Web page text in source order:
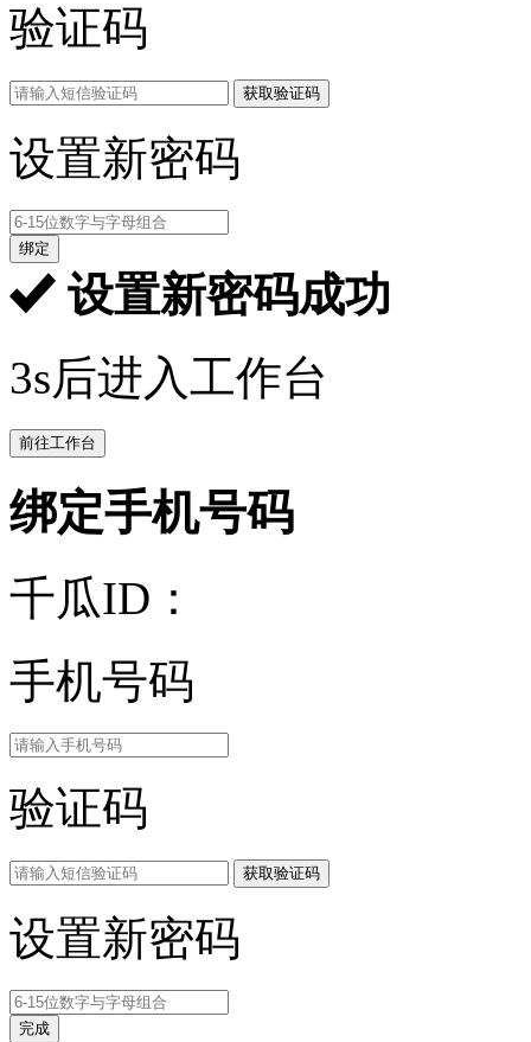
验证码
获取验证码
设置新密码
绑定
设置新密码成功
3s后进入工作台
前往工作台
绑定手机号码
千瓜ID：
手机号码
验证码
获取验证码
设置新密码
完成